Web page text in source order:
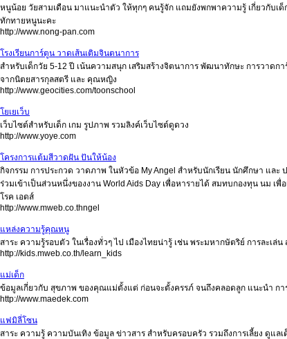
หนูน้อย วัยสามเดือน มาแนะนำตัว ให้ทุกๆ คนรู้จัก แถมยังพกพาความรู้ เกี่ยวกับ
ทักทายหนูนะคะ
http://www.nong-pan.com
โรงเรียนการ์ตูน วาดเส้นเติมจินตนาการ
สำหรับเด็กวัย 5-12 ปี เน้นความสนุก เสริมสร้างจิตนาการ พัฒนาทักษะ การวาด
จากนิตยสารกุลสตรี และ คุณหญิง
http://www.geocities.com/toonschool
โยเยเว็บ
เว็บไซต์สำหรับเด็ก เกม รูปภาพ รวมลิงค์เว็บไซต์ดูดวง
http://www.yoye.com
โครงการแต้มสีวาดฝัน ปันให้น้อง
กิจกรรม การประกวด วาดภาพ ในหัวข้อ My Angel สำหรับนักเรียน นักศึกษา แล
ร่วมเข้าเป็นส่วนหนึ่งของงาน World Aids Day เพื่อหารายได้ สมทบกองทุน นม เ
โรค เอดส์
http://www.mweb.co.thngel
แหล่งความรู้คุณหนู
สาระ ความรู้รอบตัว ในเรื่องทั่วๆ ไป เมืองไทยน่ารู้ เช่น พระมหากษัตริย์ การละ
http://kids.mweb.co.th/learn_kids
แม่เด็ก
ข้อมูลเกี่ยวกับ สุขภาพ ของคุณแม่ตั้งแต่ ก่อนจะตั้งครรภ์ จนถึงคลอดลูก แนะนำ ก
http://www.maedek.com
แฟมิลี่โซน
สาระ ความรู้ ความบันเทิง ข้อมูล ข่าวสาร สำหรับครอบครัว รวมถึงการเลี้ยง ดูแ